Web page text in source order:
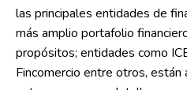
las principales entidades de
más amplio portafolio
propósitos; entidades como
Fincomercio entre otros, están